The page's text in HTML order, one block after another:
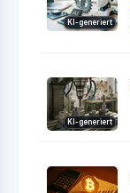
KI-generiert
KI-generiert